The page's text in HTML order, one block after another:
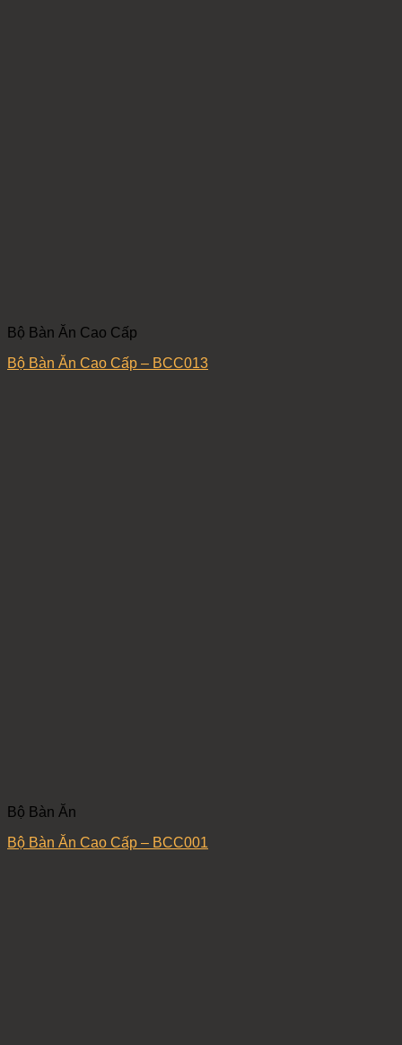
Bộ Bàn Ăn Cao Cấp
Bộ Bàn Ăn Cao Cấp – BCC013
Bộ Bàn Ăn
Bộ Bàn Ăn Cao Cấp – BCC001